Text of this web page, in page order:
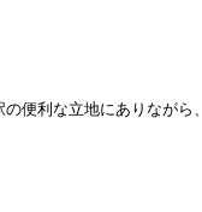
便利な立地にありながら、